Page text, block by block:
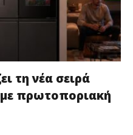
τη νέα σειρά
πρωτοποριακή